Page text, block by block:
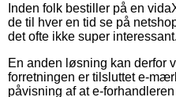
Inden folk bestiller på en
de til hver en tid se på
det ofte ikke super interessant.
En anden løsning kan derfor
forretningen er tilsluttet e-
påvisning af at e-